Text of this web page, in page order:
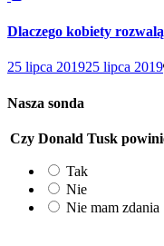
Dlaczego kobiety
25 lipca 201925 lipca 2019
Nasza sonda
Czy Donald Tusk
Tak
Nie
Nie mam zdania